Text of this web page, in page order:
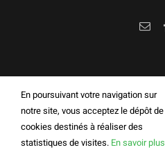
© Copyright 2008 -
En poursuivant votre navigation sur
notre site, vous acceptez le dépôt de
cookies destinés à réaliser des
statistiques de visites. En savoir plus